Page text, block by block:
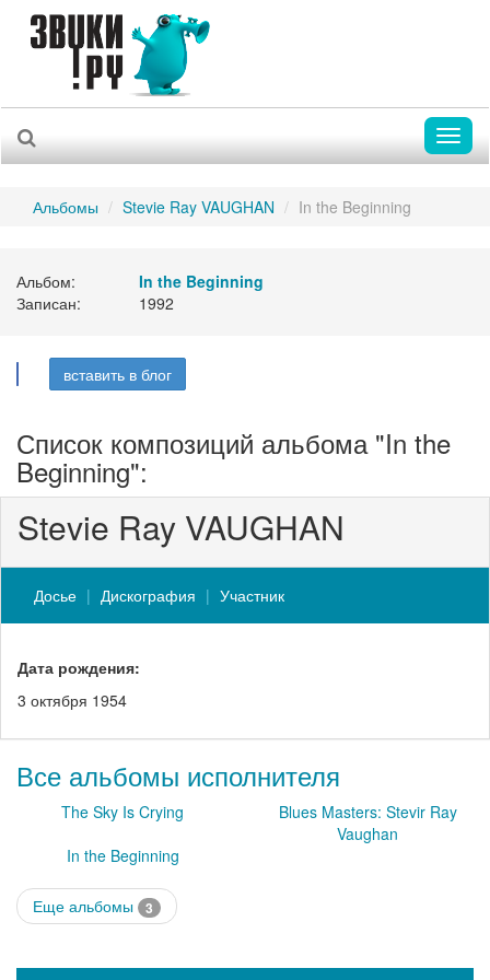
Альбомы Stevie Ray VAUGHAN In the Beginning
Альбом:
In the Beginning
Записан:
1992
вставить в блог
Список композиций альбома "In the
Beginning":
Stevie Ray VAUGHAN
Досье Дискография Участник
Дата рождения:
3 октября 1954
Все альбомы исполнителя
The Sky Is Crying
Blues Masters: Stevir Ray
Vaughan
In the Beginning
Еще альбомы 3